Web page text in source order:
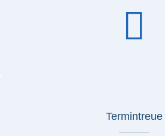
Termintreue